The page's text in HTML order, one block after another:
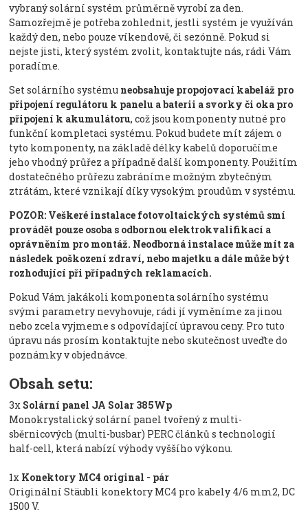
vybraný solární systém průměrně vyrobí za den.
Samozřejmě je potřeba zohlednit, jestli systém je využíván
každý den, nebo pouze víkendově, či sezónně. Pokud si
nejste jisti, který systém zvolit, kontaktujte nás, rádi Vám
poradíme.
Set solárního systému neobsahuje propojovací kabeláž pro
připojení regulátoru k panelu a baterii a svorky či oka pro
připojení k akumulátoru, což jsou komponenty nutné pro
funkční kompletaci systému. Pokud budete mít zájem o
tyto komponenty, na základě délky kabelů doporučíme
jeho vhodný průřez a případně další komponenty. Použitím
dostatečného průřezu zabráníme možným zbytečným
ztrátám, které vznikají díky vysokým proudům v systému.
POZOR: Veškeré instalace fotovoltaických systémů smí
provádět pouze osoba s odbornou elektrokvalifikací a
oprávněním pro montáž. Neodborná instalace může mít za
následek poškození zdraví, nebo majetku a dále může být
rozhodující při případných reklamacích.
Pokud Vám jakákoli komponenta solárního systému
svými parametry nevyhovuje, rádi jí vyměníme za jinou
nebo zcela vyjmeme s odpovídající úpravou ceny. Pro tuto
úpravu nás prosím kontaktujte nebo skutečnost uveďte do
poznámky v objednávce.
Obsah setu:
3x Solární panel JA Solar 385Wp
Monokrystalický solární panel tvořený z multi-
sběrnicových (multi-busbar) PERC článků s technologií
half-cell, která nabízí výhody vyššího výkonu.
1x Konektory MC4 original - pár
Originální Stäubli konektory MC4 pro kabely 4/6 mm2, DC
1500 V.